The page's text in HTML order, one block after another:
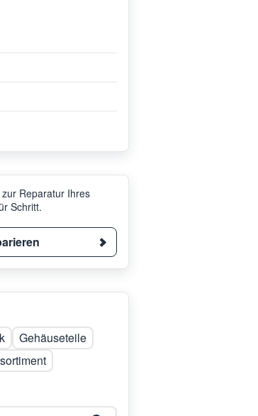
Reparatur Ihres
Schritt.
Gehäuseteile